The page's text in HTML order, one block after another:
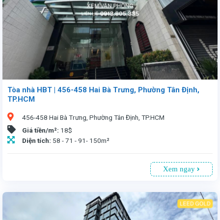
Tòa nhà HBT | 456-458 Hai Bà Trưng, Phường Tân Định,
TP.HCM
456-458 Hai Bà Trưng, Phường Tân Định, TP.HCM
Giá tiền/m²: 18$
Diện tích: 58 - 71 - 91- 150m²
Xem ngay